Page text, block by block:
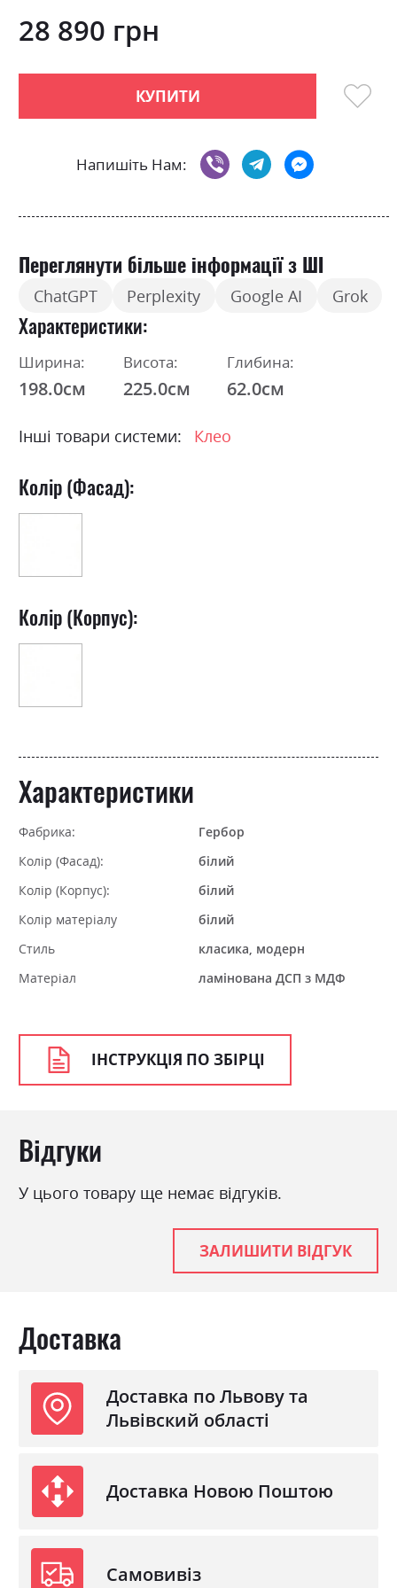
of
the
gallery
28 890 грн
КУПИТИ
Напишіть Нам:
Переглянути більше інформації з ШІ
ChatGPT Perplexity Google AI Grok
Характеристики
Ширина:
198.0см
Висота:
225.0см
Глибина:
62.0см
Інші товари системи: Клео
Колір (Фасад):
Колір (Корпус):
Характеристики
Фабрика:
Гербор
Колір (Фасад):
білий
Колір (Корпус):
білий
Колір матеріалу
білий
Стиль
класика, модерн
Матеріал
ламінована ДСП з МДФ
ІНСТРУКЦІЯ ПО ЗБІРЦІ
Відгуки
У цього товару ще немає відгуків.
ЗАЛИШИТИ ВІДГУК
Доставка
Доставка по Львову та
Львівский області
Доставка Новою Поштою
Самовивіз